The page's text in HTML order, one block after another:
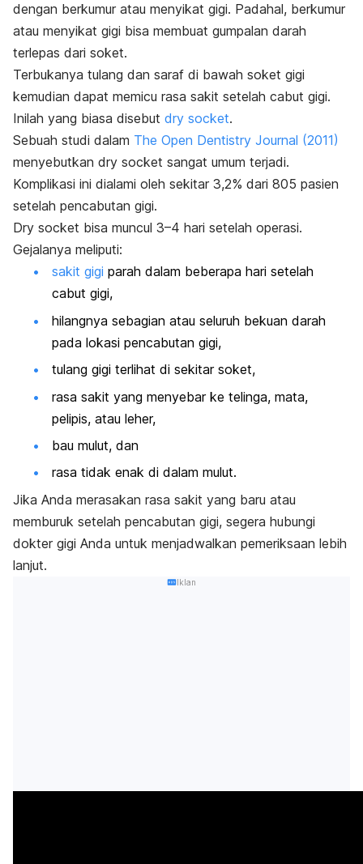
dengan berkumur atau menyikat gigi. Padahal, berkumur
atau menyikat gigi bisa membuat gumpalan darah
terlepas dari soket.
Terbukanya tulang dan saraf di bawah soket gigi
kemudian dapat memicu rasa sakit setelah cabut gigi.
Inilah yang biasa disebut dry socket.
Sebuah studi dalam The Open Dentistry Journal (2011)
menyebutkan dry socket sangat umum terjadi.
Komplikasi ini dialami oleh sekitar 3,2% dari 805 pasien
setelah pencabutan gigi.
Dry socket bisa muncul 3–4 hari setelah operasi.
Gejalanya meliputi:
sakit gigi parah dalam beberapa hari setelah
cabut gigi,
hilangnya sebagian atau seluruh bekuan darah
pada lokasi pencabutan gigi,
tulang gigi terlihat di sekitar soket,
rasa sakit yang menyebar ke telinga, mata,
pelipis, atau leher,
bau mulut, dan
rasa tidak enak di dalam mulut.
Jika Anda merasakan rasa sakit yang baru atau
memburuk setelah pencabutan gigi, segera hubungi
dokter gigi Anda untuk menjadwalkan pemeriksaan lebih
lanjut.
Iklan